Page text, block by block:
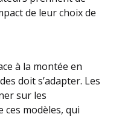
de leur choix de
à la montée en
doit s’adapter. Les
sur les
ces modèles, qui